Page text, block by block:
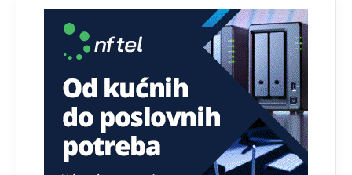
yбиће га Били као зеца
Sto bogatiji-to skrtiji,sto tisi-to opasniji,sto pricivljiviji-to
gluplji,sto ljepsi-to razmazaniji,sto emotivniji-to
iskreniji,sto jaci- to bezdusniji,sto sladji u govoru-to
veci prevarant...
Анонимно2802132